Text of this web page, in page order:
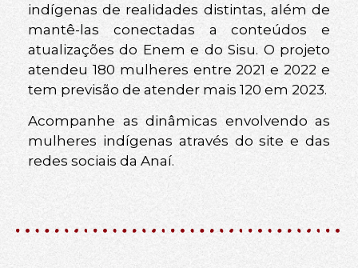
indígenas de realidades distintas, além de
mantê-las conectadas a conteúdos e
atualizações do Enem e do Sisu. O projeto
atendeu 180 mulheres entre 2021 e 2022 e
tem previsão de atender mais 120 em 2023.
Acompanhe as dinâmicas envolvendo as
mulheres indígenas através do site e das
redes sociais da Anaí.